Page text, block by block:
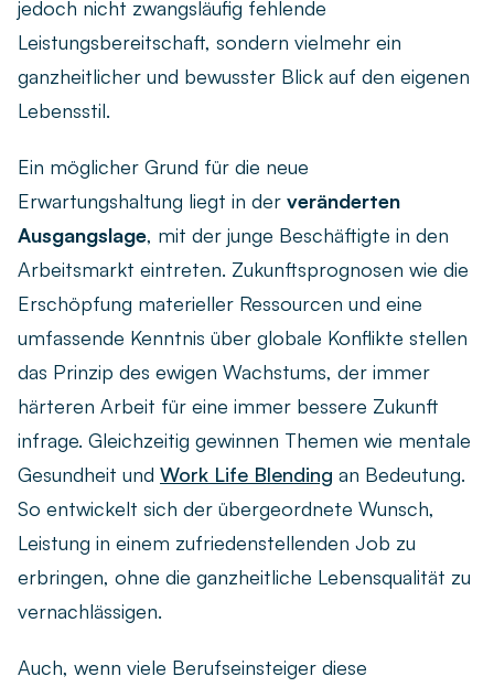
jedoch nicht zwangsläufig fehlende
Leistungsbereitschaft, sondern vielmehr ein
ganzheitlicher und bewusster Blick auf den eigenen
Lebensstil.
Ein möglicher Grund für die neue
Erwartungshaltung liegt in der veränderten
Ausgangslage, mit der junge Beschäftigte in den
Arbeitsmarkt eintreten. Zukunftsprognosen wie die
Erschöpfung materieller Ressourcen und eine
umfassende Kenntnis über globale Konflikte stellen
das Prinzip des ewigen Wachstums, der immer
härteren Arbeit für eine immer bessere Zukunft
infrage. Gleichzeitig gewinnen Themen wie mentale
Gesundheit und Work Life Blending an Bedeutung.
So entwickelt sich der übergeordnete Wunsch,
Leistung in einem zufriedenstellenden Job zu
erbringen, ohne die ganzheitliche Lebensqualität zu
vernachlässigen.
Auch, wenn viele Berufseinsteiger diese